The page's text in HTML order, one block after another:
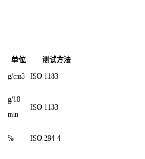
单位
测试方法
g/cm3
ISO 1183
g/10
min
ISO 1133
%
ISO 294-4